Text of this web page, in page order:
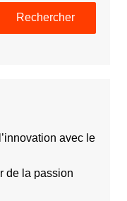
Rechercher
avec le
de la passion